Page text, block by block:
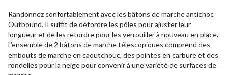
Randonnez confortablement avec les bâtons de marche antichoc
Outbound. Il suffit de détordre les pôles pour ajuster leur
longueur et de les retordre pour les verrouiller à nouveau en place.
L'ensemble de 2 bâtons de marche télescopiques comprend des
embouts de marche en caoutchouc, des pointes en carbure et des
rondelles pour la neige pour convenir à une variété de surfaces de